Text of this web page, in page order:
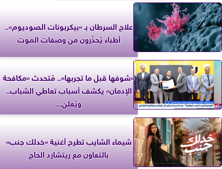
علاج السرطان بـ «بيكربونات الصوديوم»..
أطباء يُحذّرون من وصفات الموت
«شوفها قبل ما تجربها».. مُتحدث «مكافحة
الإدمان» يكشف أسباب تعاطي الشباب..
ويُعلن...
شيماء الشايب تطرح أغنية «خدلك جنب»
بالتعاون مع ريتشارد الحاج